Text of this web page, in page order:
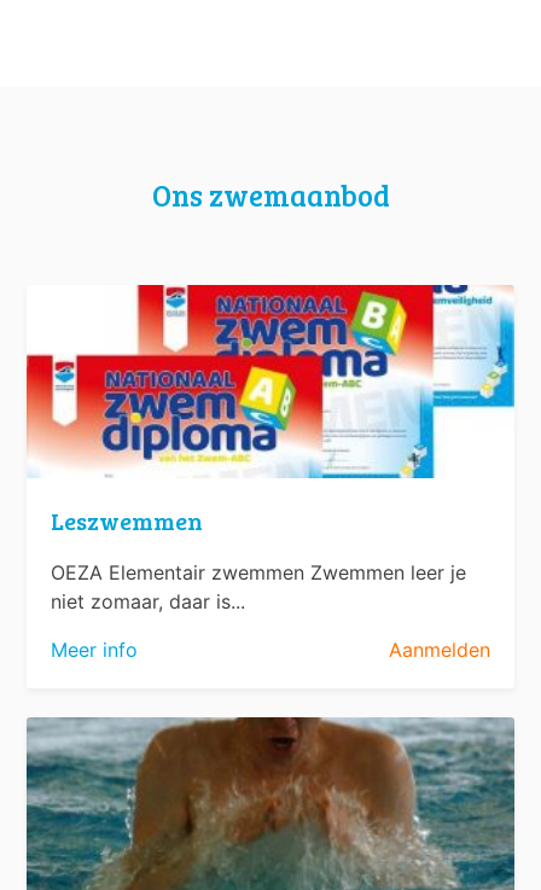
Ons zwemaanbod
Leszwemmen
OEZA Elementair zwemmen Zwemmen leer je
niet zomaar, daar is...
Meer info
Aanmelden